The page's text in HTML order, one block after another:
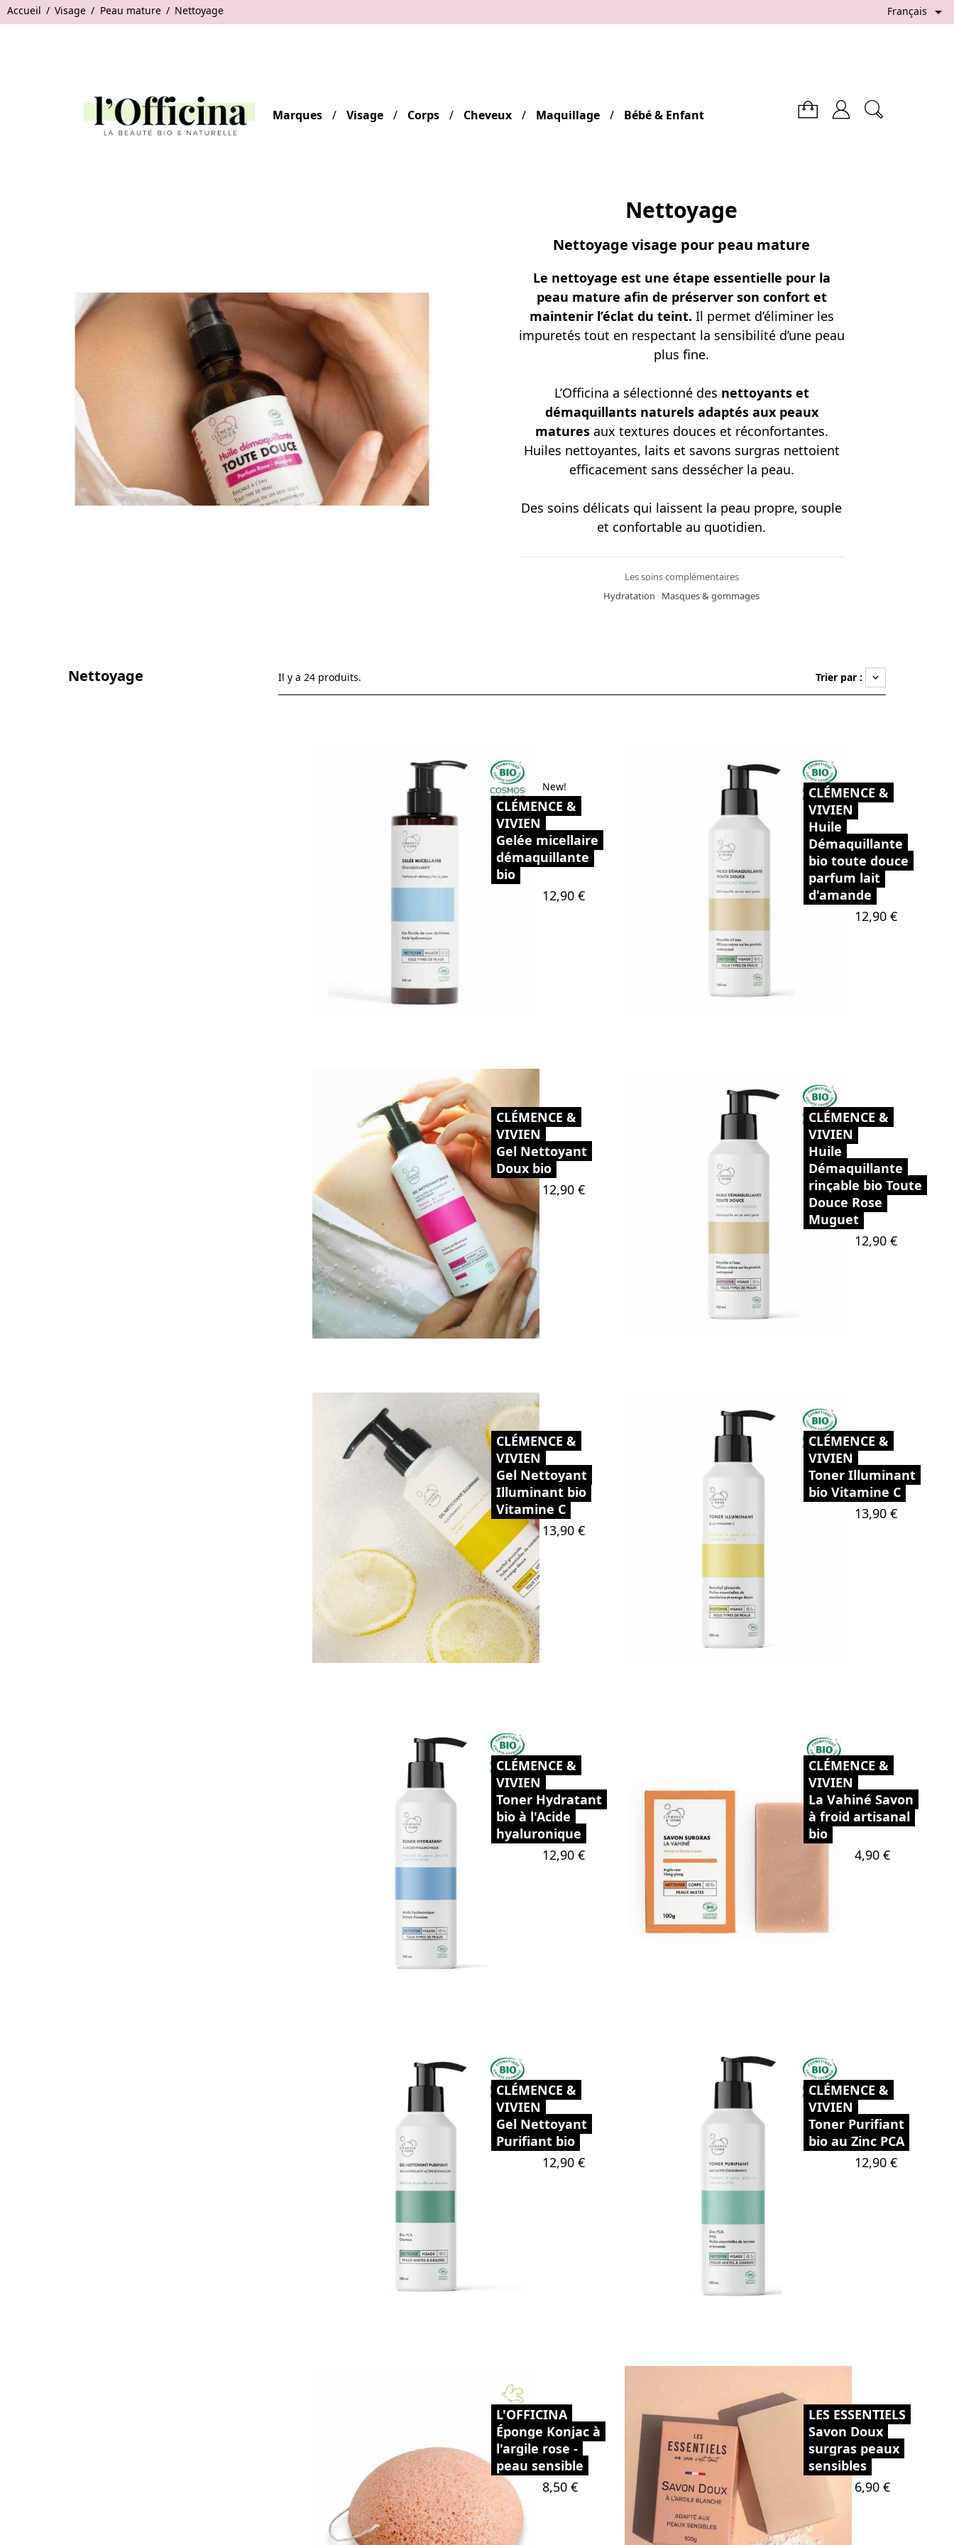
Accueil Visage Peau mature Nettoyage Français 
Marques Visage Corps Cheveux Maquillage Bébé & Enfant
Nettoyage
Nettoyage visage pour peau mature
Le nettoyage est une étape essentielle pour la
peau mature afin de préserver son confort et
maintenir l’éclat du teint. Il permet d’éliminer les
impuretés tout en respectant la sensibilité d’une peau
plus fine.
L’Officina a sélectionné des nettoyants et
démaquillants naturels adaptés aux peaux
maturesaux textures douces et réconfortantes.
Huiles nettoyantes, laits et savons surgras nettoient
efficacement sans dessécher la peau.
Des soins délicats qui laissent la peau propre, souple
et confortable au quotidien.
Les soins complémentaires
Hydratation · Masques & gommages
Nettoyage Il y a 24 produits. Trier par : keyboard_arrow_down
New!
CLÉMENCE &
VIVIEN
Gelée micellaire
démaquillante
bio
Prix
12,90 €
CLÉMENCE &
VIVIEN
Huile
Démaquillante
bio toute douce
parfum lait
d'amande
Prix
12,90 €
CLÉMENCE &
VIVIEN
Gel Nettoyant
Doux bio
Prix
12,90 €
CLÉMENCE &
VIVIEN
Huile
Démaquillante
rinçable bio Toute
Douce Rose
Muguet
Prix
12,90 €
CLÉMENCE &
VIVIEN
Gel Nettoyant
Illuminant bio
Vitamine C
Prix
13,90 €
CLÉMENCE &
VIVIEN
Toner Illuminant
bio Vitamine C
Prix
13,90 €
CLÉMENCE &
VIVIEN
Toner Hydratant
bio à l'Acide
hyaluronique
Prix
12,90 €
CLÉMENCE &
VIVIEN
La Vahiné Savon
à froid artisanal
bio
Prix
4,90 €
CLÉMENCE &
VIVIEN
Gel Nettoyant
Purifiant bio
Prix
12,90 €
CLÉMENCE &
VIVIEN
Toner Purifiant
bio au Zinc PCA
Prix
12,90 €
L'OFFICINA
Éponge Konjac à
l'argile rose -
peau sensible
Prix
8,50 €
LES ESSENTIELS
Savon Doux
surgras peaux
sensibles
Prix
6,90 €